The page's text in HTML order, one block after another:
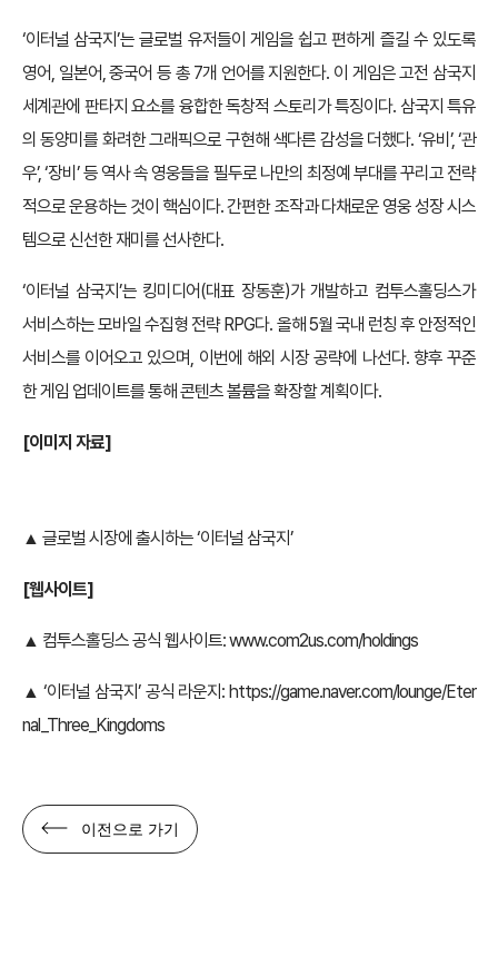
‘이터널 삼국지’는 글로벌 유저들이 게임을 쉽고 편하게 즐길 수 있도록
영어, 일본어, 중국어 등 총 7개 언어를 지원한다. 이 게임은 고전 삼국지
세계관에 판타지 요소를 융합한 독창적 스토리가 특징이다. 삼국지 특유
의 동양미를 화려한 그래픽으로 구현해 색다른 감성을 더했다. ‘유비’, ‘관
우’, ‘장비’ 등 역사 속 영웅들을 필두로 나만의 최정예 부대를 꾸리고 전략
적으로 운용하는 것이 핵심이다. 간편한 조작과 다채로운 영웅 성장 시스
템으로 신선한 재미를 선사한다.
‘이터널 삼국지’는 킹미디어(대표 장동훈)가 개발하고 컴투스홀딩스가
서비스하는 모바일 수집형 전략 RPG다. 올해 5월 국내 런칭 후 안정적인
서비스를 이어오고 있으며, 이번에 해외 시장 공략에 나선다. 향후 꾸준
한 게임 업데이트를 통해 콘텐츠 볼륨을 확장할 계획이다.
[이미지 자료]
▲ 글로벌 시장에 출시하는 ‘이터널 삼국지’
[웹사이트]
▲ 컴투스홀딩스 공식 웹사이트:www.com2us.com/holdings
▲ ‘이터널 삼국지’ 공식 라운지: https://game.naver.com/lounge/Eter
nal_Three_Kingdoms
이전으로 가기